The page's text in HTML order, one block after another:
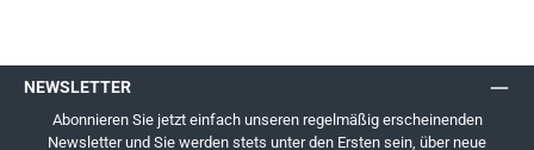
NEWSLETTER
Abonnieren Sie jetzt einfach unseren regelmäßig erscheinenden
Newsletter und Sie werden stets unter den Ersten sein, über neue